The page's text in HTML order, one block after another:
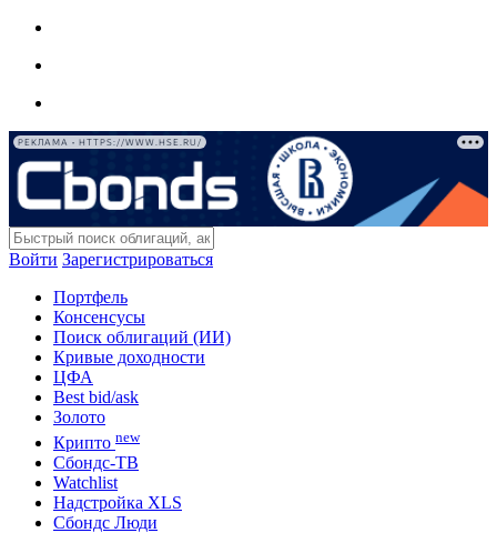
РЕКЛАМА • HTTPS://WWW.HSE.RU/
Войти Зарегистрироваться
Портфель
Консенсусы
Поиск облигаций (ИИ)
Кривые доходности
ЦФА
Best bid/ask
Золото
Крипто new
Сбондс-ТВ
Watchlist
Надстройка XLS
Сбондс Люди